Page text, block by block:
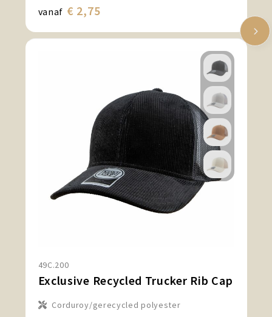
vanaf € 2,75
49C.200
Exclusive Recycled Trucker Rib Cap
Corduroy/gerecycled polyester